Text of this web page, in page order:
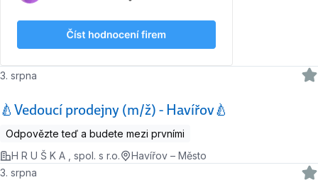
🍐Vedoucí prodejny (m/ž) - Havířov🍐
3. srpna
Odpovězte teď a budete mezi prvními
H R U Š K A , spol. s r.o.
Havířov – Město
3. srpna